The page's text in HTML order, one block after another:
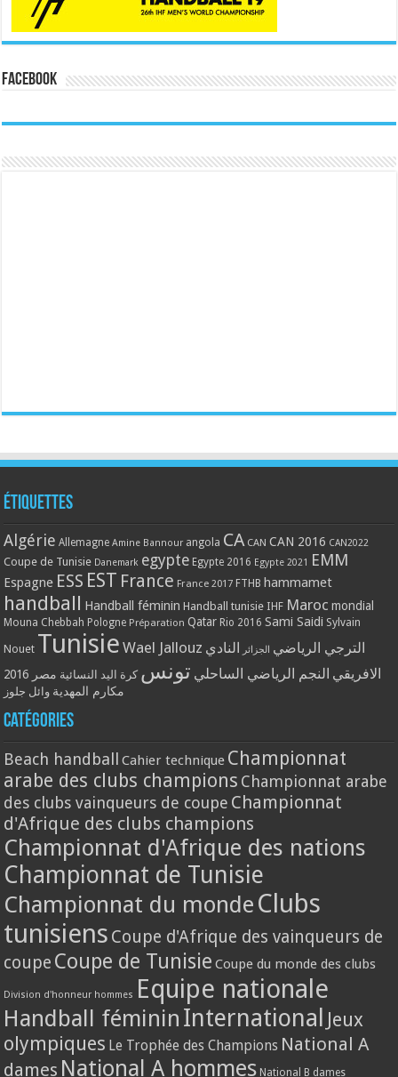
Facebook
Étiquettes
Algérie Allemagne Amine Bannour angola CA CAN CAN 2016 CAN2022
Coupe de Tunisie Danemark egypte Egypte 2016 Egypte 2021 EMM
Espagne ESS EST France France 2017 FTHB hammamet
handball Handball féminin Handball tunisie IHF Maroc mondial
Mouna Chebbah Pologne Préparation Qatar Rio 2016 Sami Saidi Sylvain
Nouet Tunisie Wael Jallouz الترجي الرياضي الجزائر
النادي
الافريقي النجم الرياضي الساحلي تونس كرة اليد النسائية مصر 2016
مكارم المهدية وائل جلوز
Catégories
Beach handball Cahier technique Championnat
arabe des clubs champions Championnat arabe
des clubs vainqueurs de coupe Championnat
d'Afrique des clubs champions
Championnat d'Afrique des nations
Championnat de Tunisie
Championnat du monde Clubs
tunisiens Coupe d'Afrique des vainqueurs de
coupe Coupe de Tunisie Coupe du monde des clubs
Division d'honneur hommes Equipe nationale
Handball féminin International Jeux
olympiques Le Trophée des Champions National A
dames National A hommes National B dames